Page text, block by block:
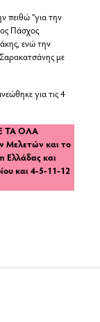
πειθώ “για την
Πάσχος
ενώ την
με
για τις 4
ΤΑ ΟΛΑ
Μελετών και το
Ελλάδας και
και 4-5-11-12